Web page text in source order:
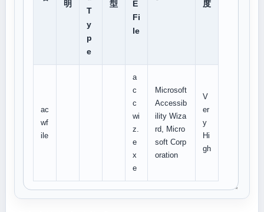
明
T
y
p
e
型
E
Fi
le
度
ac
wf
ile
a
c
c
wi
z.
e
x
e
Microsoft
Accessib
ility Wiza
rd, Micro
soft Corp
oration
V
er
y
Hi
gh